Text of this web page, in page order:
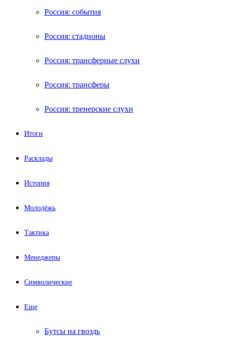
Россия: события
Россия: стадионы
Россия: трансферные слухи
Россия: трансферы
Россия: тренерские слухи
Итоги
Расклады
История
Молодёжь
Тактика
Менеджеры
Символические
Еще
Бутсы на гвоздь